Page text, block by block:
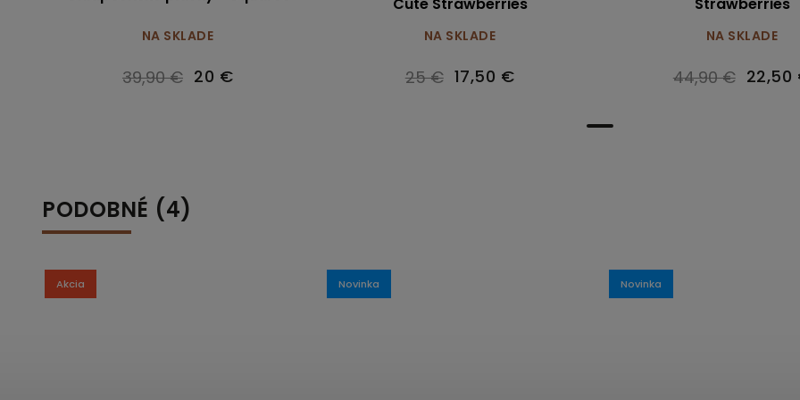
NA SKLADE
39,90 € 20 €
NA SKLADE
25 € 17,50 €
NA SKLADE
44,90 € 22,50
PODOBNÉ (4)
Akcia Novinka Novinka